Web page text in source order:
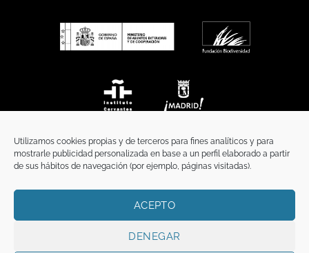
Utilizamos cookies propias y de terceros para fines analíticos y para
mostrarle publicidad personalizada en base a un perfil elaborado a partir
de sus hábitos de navegación (por ejemplo, páginas visitadas).
ACEPTO
DENEGAR
TÉRMINOS Y CONDICIONES